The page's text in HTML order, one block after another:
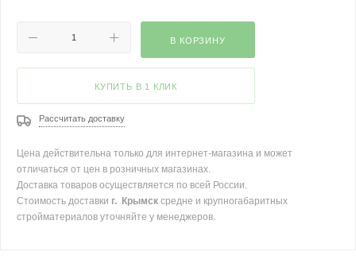
В КОРЗИНУ
КУПИТЬ В 1 КЛИК
Рассчитать доставку
Цена действительна только для интернет-магазина и может
отличаться от цен в розничных магазинах.
Доставка товаров осуществляется по всей России.
Стоимость доставки г. Крымск средне и крупногабаритных
стройматериалов уточняйте у менеджеров.